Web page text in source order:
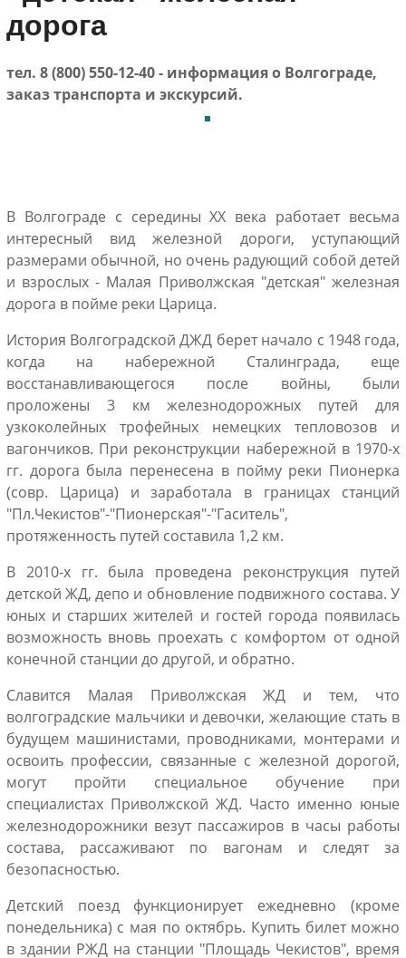
дорога
тел. 8 (800) 550-12-40 - информация о Волгограде,
заказ транспорта и экскурсий.
В Волгограде с середины XX века работает весьма
интересный вид железной дороги, уступающий
размерами обычной, но очень радующий собой детей
и взрослых - Малая Приволжская "детская" железная
дорога в пойме реки Царица.
История Волгоградской ДЖД берет начало с 1948 года,
когда на набережной Сталинграда, еще
восстанавливающегося после войны, были
проложены 3 км железнодорожных путей для
узкоколейных трофейных немецких тепловозов и
вагончиков. При реконструкции набережной в 1970-х
гг. дорога была перенесена в пойму реки Пионерка
(совр. Царица) и заработала в границах станций
"Пл.Чекистов"-"Пионерская"-"Гаситель",
протяженность путей составила 1,2 км.
В 2010-х гг. была проведена реконструкция путей
детской ЖД, депо и обновление подвижного состава. У
юных и старших жителей и гостей города появилась
возможность вновь проехать с комфортом от одной
конечной станции до другой, и обратно.
Славится Малая Приволжская ЖД и тем, что
волгоградские мальчики и девочки, желающие стать в
будущем машинистами, проводниками, монтерами и
освоить профессии, связанные с железной дорогой,
могут пройти специальное обучение при
специалистах Приволжской ЖД. Часто именно юные
железнодорожники везут пассажиров в часы работы
состава, рассаживают по вагонам и следят за
безопасностью.
Детский поезд функционирует ежедневно (кроме
понедельника) с мая по октябрь. Купить билет можно
в здании РЖД на станции "Площадь Чекистов", время